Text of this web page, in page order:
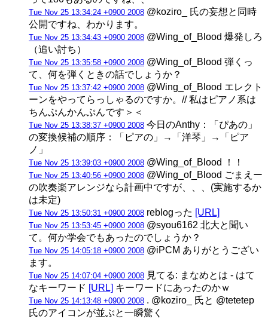
Tue Nov 25 13:34:24 +0900 2008 @koziro_ 氏の妄想と同時
公開ですね、わかります。
Tue Nov 25 13:34:43 +0900 2008 @Wing_of_Blood 爆発しろ
（追い討ち）
Tue Nov 25 13:35:58 +0900 2008 @Wing_of_Blood 弾くっ
て、何を弾くときの話でしょうか？
Tue Nov 25 13:37:42 +0900 2008 @Wing_of_Blood エレクト
ーンをやってらっしゃるのですか。// 私はピアノ系は
ちんぷんかんぷんです＞＜
Tue Nov 25 13:38:37 +0900 2008 今日のAnthy：「ぴあの」
の変換候補の順序：「ピアの」→「洋琴」→「ピア
ノ」
Tue Nov 25 13:39:03 +0900 2008 @Wing_of_Blood ！！
Tue Nov 25 13:40:56 +0900 2008 @Wing_of_Blood ごまえー
の吹奏楽アレンジなら計画中ですが、、、(実施するか
は未定)
Tue Nov 25 13:50:31 +0900 2008 reblogった [URL]
Tue Nov 25 13:53:45 +0900 2008 @syou6162 北大と聞い
て。何か学会でもあったのでしょうか？
Tue Nov 25 14:05:18 +0900 2008 @iPCM ありがとうござい
ます。
Tue Nov 25 14:07:04 +0900 2008 見てる: まなめとは - はて
なキーワード [URL] キーワードにあったのかｗ
Tue Nov 25 14:13:48 +0900 2008 . @koziro_ 氏と @tetetep
氏のアイコンが並ぶと一瞬驚く